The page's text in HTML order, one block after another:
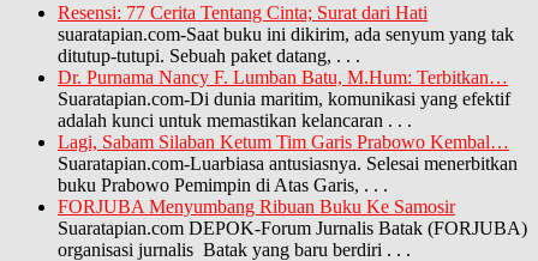
Resensi: 77 Cerita Tentang Cinta; Surat dari Hati
suaratapian.com-Saat buku ini dikirim, ada senyum yang tak
ditutup-tutupi. Sebuah paket datang, . . .
Dr. Purnama Nancy F. Lumban Batu, M.Hum: Terbitkan…
Suaratapian.com-Di dunia maritim, komunikasi yang efektif
adalah kunci untuk memastikan kelancaran . . .
Lagi, Sabam Silaban Ketum Tim Garis Prabowo Kembal…
Suaratapian.com-Luarbiasa antusiasnya. Selesai menerbitkan
buku Prabowo Pemimpin di Atas Garis, . . .
FORJUBA Menyumbang Ribuan Buku Ke Samosir
Suaratapian.com DEPOK-Forum Jurnalis Batak (FORJUBA)
organisasi jurnalis Batak yang baru berdiri . . .